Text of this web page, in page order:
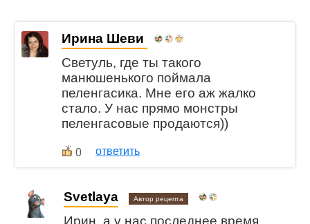
Ирина Шеви
Светуль, где ты такого
манюшенького поймала
пеленгасика. Мне его аж жалко
стало. У нас прямо монстры
пеленгасовые продаются))
0 ответить
Svetlaya Автор рецепта
Ирин, а у нас последнее время